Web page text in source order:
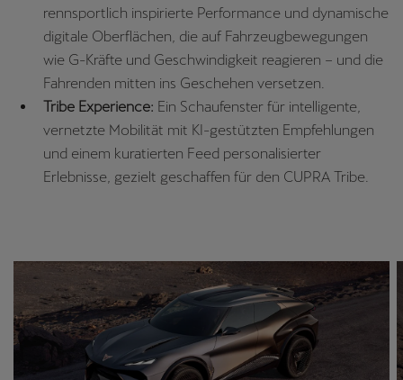
rennsportlich inspirierte Performance und dynamische
digitale Oberflächen, die auf Fahrzeugbewegungen
wie G-Kräfte und Geschwindigkeit reagieren – und die
Fahrenden mitten ins Geschehen versetzen.
Tribe Experience: Ein Schaufenster für intelligente,
vernetzte Mobilität mit KI-gestützten Empfehlungen
und einem kuratierten Feed personalisierter
Erlebnisse, gezielt geschaffen für den CUPRA Tribe.